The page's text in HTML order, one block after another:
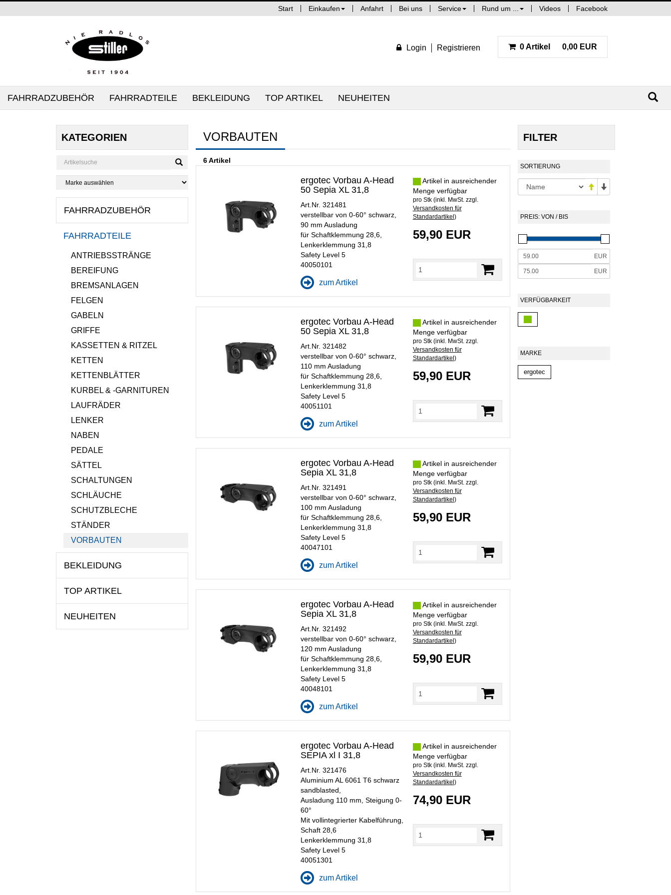
Start Einkaufen Anfahrt Bei uns Service Rund um ... Videos Facebook
Login Registrieren 0 Artikel 0,00 EUR
FAHRRADZUBEHÖR FAHRRADTEILE BEKLEIDUNG TOP ARTIKEL NEUHEITEN
KATEGORIEN
FAHRRADZUBEHÖR
FAHRRADTEILE
ANTRIEBSSTRÄNGE
BEREIFUNG
BREMSANLAGEN
FELGEN
GABELN
GRIFFE
KASSETTEN & RITZEL
KETTEN
KETTENBLÄTTER
KURBEL & -GARNITUREN
LAUFRÄDER
LENKER
NABEN
PEDALE
SÄTTEL
SCHALTUNGEN
SCHLÄUCHE
SCHUTZBLECHE
STÄNDER
VORBAUTEN
BEKLEIDUNG
TOP ARTIKEL
NEUHEITEN
FILTER
SORTIERUNG
PREIS: VON / BIS
EUR
EUR
VERFÜGBARKEIT
MARKE
ergotec
VORBAUTEN
6 Artikel
ergotec Vorbau A-Head
50 Sepia XL 31,8
Art.Nr. 321481
verstellbar von 0-60° schwarz,
90 mm Ausladung
für Schaftklemmung 28,6,
Lenkerklemmung 31,8
Safety Level 5
40050101
zum Artikel
Artikel in ausreichender
Menge verfügbar
pro Stk (inkl. MwSt. zzgl.
Versandkosten für
Standardartikel )
59,90 EUR
ergotec Vorbau A-Head
50 Sepia XL 31,8
Art.Nr. 321482
verstellbar von 0-60° schwarz,
110 mm Ausladung
für Schaftklemmung 28,6,
Lenkerklemmung 31,8
Safety Level 5
40051101
zum Artikel
Artikel in ausreichender
Menge verfügbar
pro Stk (inkl. MwSt. zzgl.
Versandkosten für
Standardartikel )
59,90 EUR
ergotec Vorbau A-Head
Sepia XL 31,8
Art.Nr. 321491
verstellbar von 0-60° schwarz,
100 mm Ausladung
für Schaftklemmung 28,6,
Lenkerklemmung 31,8
Safety Level 5
40047101
zum Artikel
Artikel in ausreichender
Menge verfügbar
pro Stk (inkl. MwSt. zzgl.
Versandkosten für
Standardartikel )
59,90 EUR
ergotec Vorbau A-Head
Sepia XL 31,8
Art.Nr. 321492
verstellbar von 0-60° schwarz,
120 mm Ausladung
für Schaftklemmung 28,6,
Lenkerklemmung 31,8
Safety Level 5
40048101
zum Artikel
Artikel in ausreichender
Menge verfügbar
pro Stk (inkl. MwSt. zzgl.
Versandkosten für
Standardartikel )
59,90 EUR
ergotec Vorbau A-Head
SEPIA xl I 31,8
Art.Nr. 321476
Aluminium AL 6061 T6 schwarz
sandblasted,
Ausladung 110 mm, Steigung 0-
60°
Mit vollintegrierter Kabelführung,
Schaft 28,6
Lenkerklemmung 31,8
Safety Level 5
40051301
zum Artikel
Artikel in ausreichender
Menge verfügbar
pro Stk (inkl. MwSt. zzgl.
Versandkosten für
Standardartikel )
74,90 EUR